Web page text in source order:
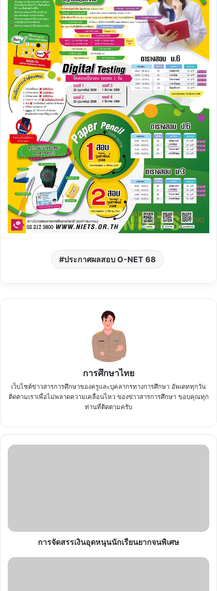
ประกาศผลสอบ O-NET 68
การศึกษาไทย
เว็บไซต์ข่าวสารการศึกษาของครูและบุคลากรทางการศึกษา อัพเดททุกวัน
ติดตามเราเพื่อไม่พลาดความเคลื่อนไหว ของข่าวสารการศึกษา ขอบคุณทุก
ท่านที่ติดตามครับ
การ
การจัดสรรเงินอุดหนุนนักเรียนยากจนพิเศษ
ข้อสอบ